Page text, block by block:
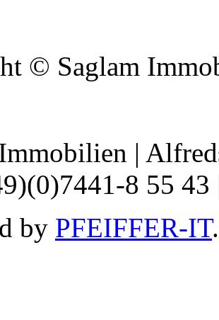
© Saglam
|
8 55
by PFEIFFER-IT.